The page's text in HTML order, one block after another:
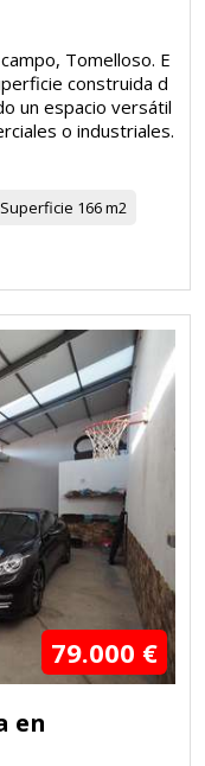
Tomelloso. E
construida d
un espacio versátil
o industriales.
Superficie 166 m2
79.000 €
en